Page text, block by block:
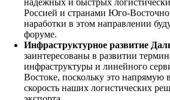
надежных и быстрых
Россией и странами Юго-
наработки в этом направлении
форуме.
Инфраструктурное развитие
заинтересованы в развитии
инфраструктуры и линейного
Востоке, поскольку это напрямую
скорость наших логистических